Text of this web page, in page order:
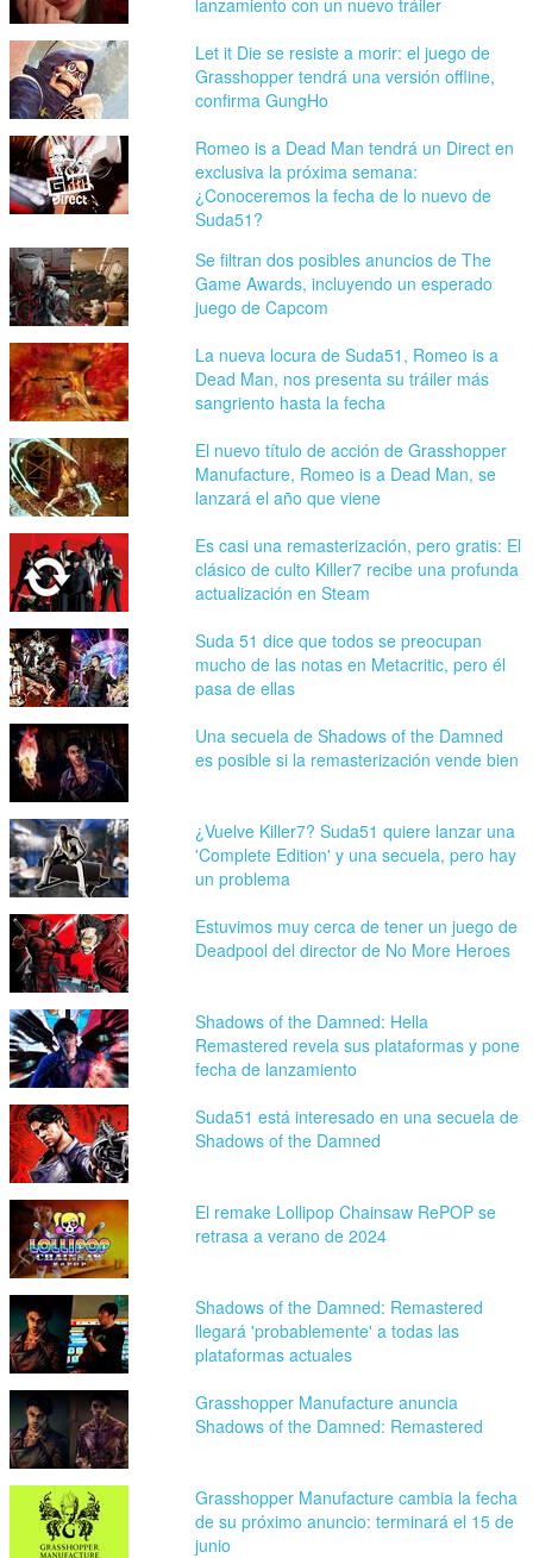
Let it Die se resiste a morir: el juego de
Grasshopper tendrá una versión offline,
confirma GungHo
Romeo is a Dead Man tendrá un Direct en
exclusiva la próxima semana:
¿Conoceremos la fecha de lo nuevo de
Suda51?
Se filtran dos posibles anuncios de The
Game Awards, incluyendo un esperado
juego de Capcom
La nueva locura de Suda51, Romeo is a
Dead Man, nos presenta su tráiler más
sangriento hasta la fecha
El nuevo título de acción de Grasshopper
Manufacture, Romeo is a Dead Man, se
lanzará el año que viene
Es casi una remasterización, pero gratis: El
clásico de culto Killer7 recibe una profunda
actualización en Steam
Suda 51 dice que todos se preocupan
mucho de las notas en Metacritic, pero él
pasa de ellas
Una secuela de Shadows of the Damned
es posible si la remasterización vende bien
¿Vuelve Killer7? Suda51 quiere lanzar una
'Complete Edition' y una secuela, pero hay
un problema
Estuvimos muy cerca de tener un juego de
Deadpool del director de No More Heroes
Shadows of the Damned: Hella
Remastered revela sus plataformas y pone
fecha de lanzamiento
Suda51 está interesado en una secuela de
Shadows of the Damned
El remake Lollipop Chainsaw RePOP se
retrasa a verano de 2024
Shadows of the Damned: Remastered
llegará 'probablemente' a todas las
plataformas actuales
Grasshopper Manufacture anuncia
Shadows of the Damned: Remastered
Grasshopper Manufacture cambia la fecha
de su próximo anuncio: terminará el 15 de
junio